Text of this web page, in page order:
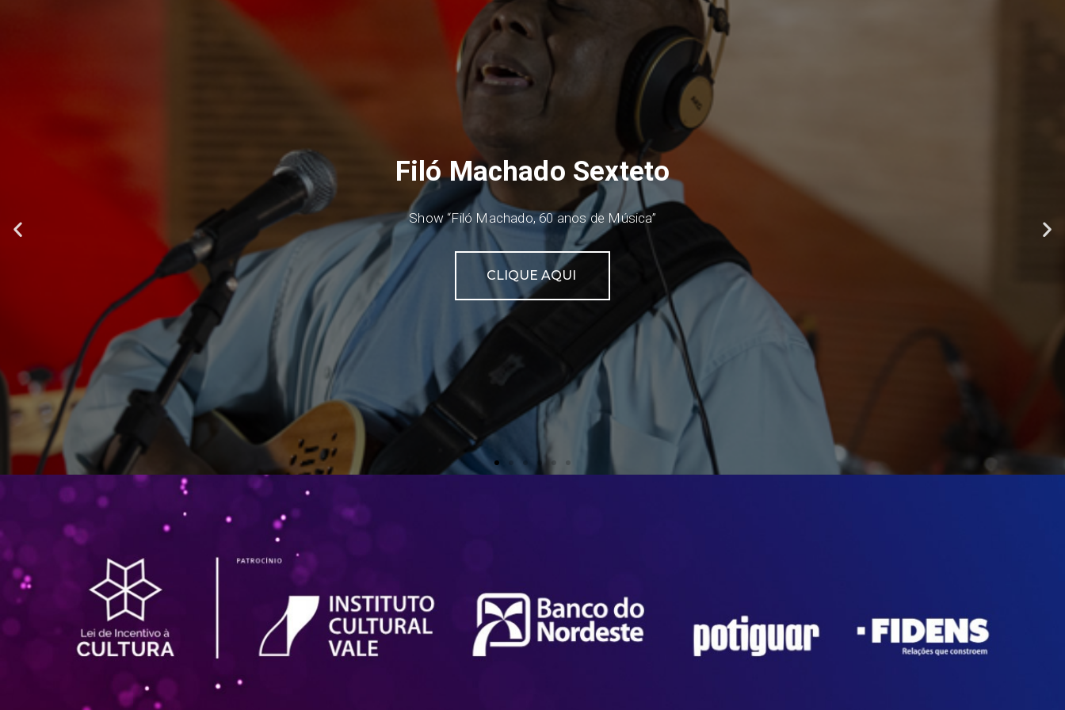
Filó Machado Sexteto
Show “Filó Machado, 60 anos de Música”
CLIQUE AQUI